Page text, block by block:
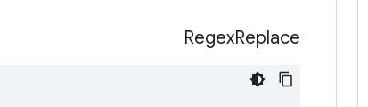
RegexReplace